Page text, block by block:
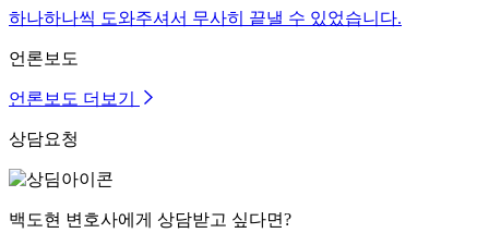
하나하나씩 도와주셔서 무사히 끝낼 수 있었습니다.
언론보도
언론보도 더보기
상담요청
백도현 변호사에게 상담받고 싶다면?